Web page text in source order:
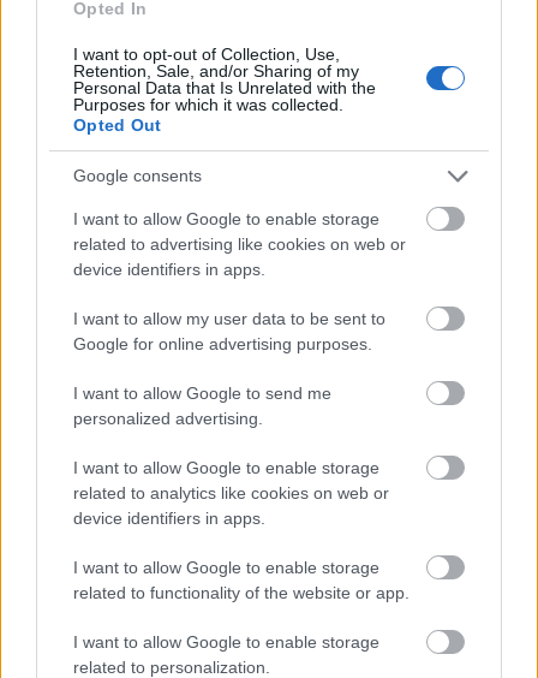
Opted In
I want to opt-out of Collection, Use,
Retention, Sale, and/or Sharing of my
Personal Data that Is Unrelated with the
Purposes for which it was collected.
Opted Out
Google consents
I want to allow Google to enable storage
related to advertising like cookies on web or
device identifiers in apps.
I want to allow my user data to be sent to
Google for online advertising purposes.
I want to allow Google to send me
personalized advertising.
I want to allow Google to enable storage
related to analytics like cookies on web or
device identifiers in apps.
I want to allow Google to enable storage
related to functionality of the website or app.
I want to allow Google to enable storage
related to personalization.